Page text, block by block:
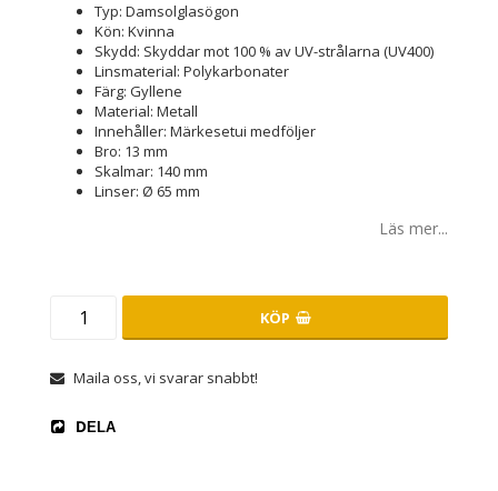
Typ: Damsolglasögon
Kön: Kvinna
Skydd: Skyddar mot 100 % av UV-strålarna (UV400)
Linsmaterial: Polykarbonater
Färg: Gyllene
Material: Metall
Innehåller: Märkesetui medföljer
Bro: 13 mm
Skalmar: 140 mm
Linser: Ø 65 mm
Läs mer...
KÖP
Maila oss, vi svarar snabbt!
DELA